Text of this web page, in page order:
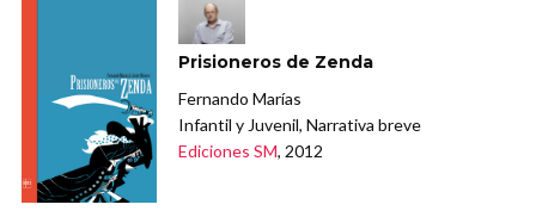
Prisioneros de Zenda
Fernando Marías
Infantil y Juvenil, Narrativa breve
Ediciones SM, 2012